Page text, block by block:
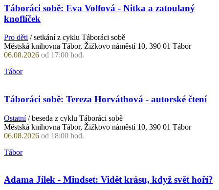
Táboráci sobě: Eva Volfová - Nitka a zatoulaný
knoflíček
Pro děti / setkání z cyklu Táboráci sobě
Městská knihovna Tábor, Žižkovo náměstí 10, 390 01 Tábor
06.08.2026 od 17:00 hod.
Tábor
Táboráci sobě: Tereza Horváthová - autorské čtení
Ostatní/ beseda z cyklu Táboráci sobě
Městská knihovna Tábor, Žižkovo náměstí 10, 390 01 Tábor
06.08.2026 od 18:00 hod.
Tábor
Adama Jílek - Mindset: Vidět krásu, když svět hoří?